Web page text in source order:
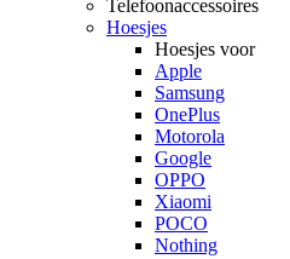
Telefoonaccessoires
Hoesjes
Hoesjes voor
Apple
Samsung
OnePlus
Motorola
Google
OPPO
Xiaomi
POCO
Nothing